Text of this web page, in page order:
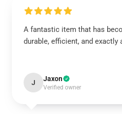
A fantastic item that has
durable, efficient, and exactly
J Jaxon
Verified owner